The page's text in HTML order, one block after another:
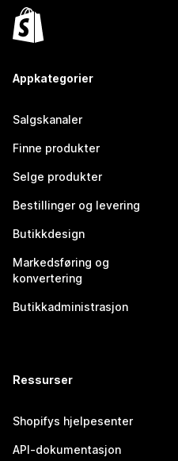
Appkategorier
Salgskanaler
Finne produkter
Selge produkter
Bestillinger og levering
Butikkdesign
Markedsføring og
konvertering
Butikkadministrasjon
Ressurser
Shopifys hjelpesenter
API-dokumentasjon